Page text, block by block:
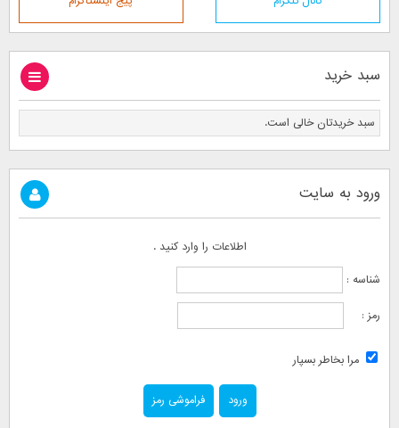
سبد خرید
سبد خریدتان خالی است.
ورود به سایت
اطلاعات را وارد کنید .
شناسه :
رمز :
مرا بخاطر بسپار
فراموشی رمز